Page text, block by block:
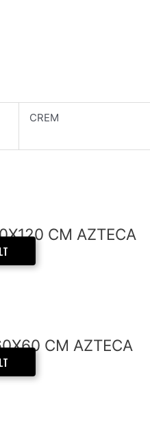
CREM
CM AZTECA
CM AZTECA